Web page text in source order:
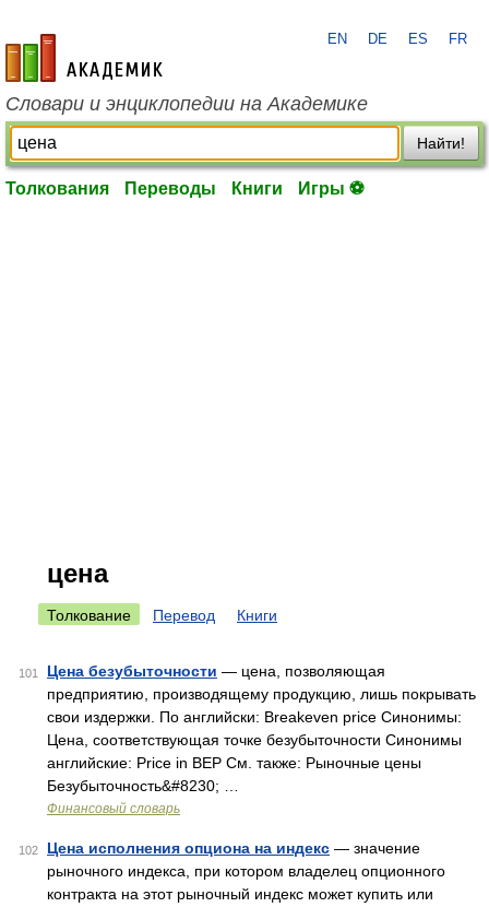
academic.ru
EN DE ES FR
Словари и энциклопедии на Академике
Найти!
Толкования Переводы Книги Игры ⚽
цена
Толкование Перевод Книги
101 Цена безубыточности — цена, позволяющая
предприятию, производящему продукцию, лишь покрывать
свои издержки. По английски: Breakeven price Синонимы:
Цена, соответствующая точке безубыточности Синонимы
английские: Price in BEP См. также: Рыночные цены
Безубыточность&#8230; …
Финансовый словарь
102 Цена исполнения опциона на индекс — значение
рыночного индекса, при котором владелец опционного
контракта на этот рыночный индекс может купить или